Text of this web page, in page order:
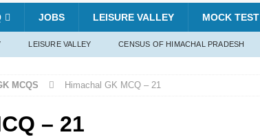
JOBS LEISURE VALLEY MOCK TEST
LEISURE VALLEY CENSUS OF HIMACHAL PRADESH
MCQS Himachal GK MCQ – 21
– 21